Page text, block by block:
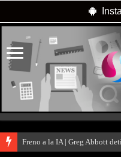
Freno a la IA | Greg Abbott